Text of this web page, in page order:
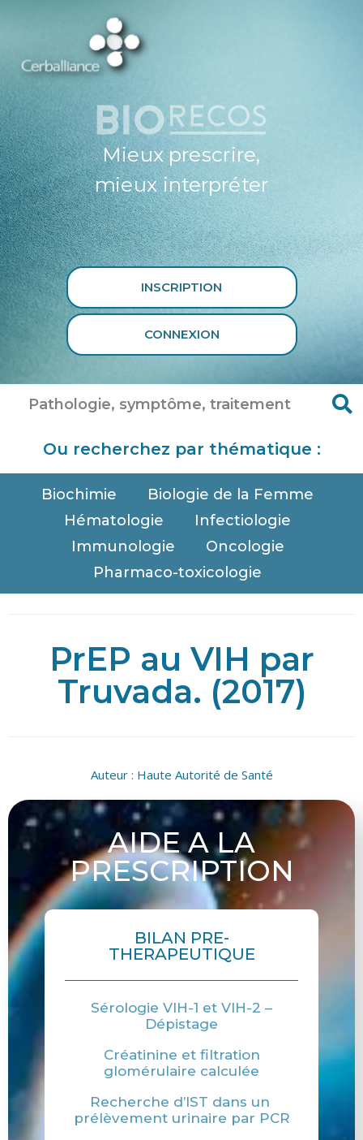
Mieux prescrire,
mieux interpréter
INSCRIPTION
CONNEXION
Ou recherchez par thématique :
Biochimie
Biologie de la Femme
Hématologie
Infectiologie
Immunologie
Oncologie
Pharmaco-toxicologie
PrEP au VIH par
Truvada. (2017)
Auteur : Haute Autorité de Santé
AIDE A LA
PRESCRIPTION
BILAN PRE-
THERAPEUTIQUE
Sérologie VIH-1 et VIH-2 –
Dépistage
Créatinine et filtration
glomérulaire calculée
Recherche d’IST dans un
prélèvement urinaire par PCR